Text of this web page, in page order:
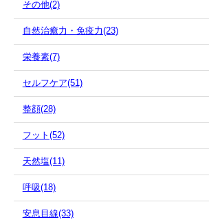
その他(2)
自然治癒力・免疫力(23)
栄養素(7)
セルフケア(51)
整顔(28)
フット(52)
天然塩(11)
呼吸(18)
安息目線(33)